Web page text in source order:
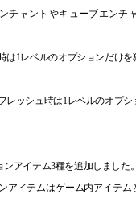
チャントやキューブエンチ
は1レベルのオプションだけを
レッシュ時は1レベルのオプシ
アイテム3種を追加しました。
アイテムはゲーム内アイテム